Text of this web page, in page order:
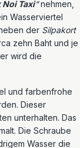
Taxi“nehmen,
Wasserviertel
der Silpakort
zehn Baht und je
wird die
und farbenfrohe
Dieser
unterhalten. Das
Die Schraube
Wasser die